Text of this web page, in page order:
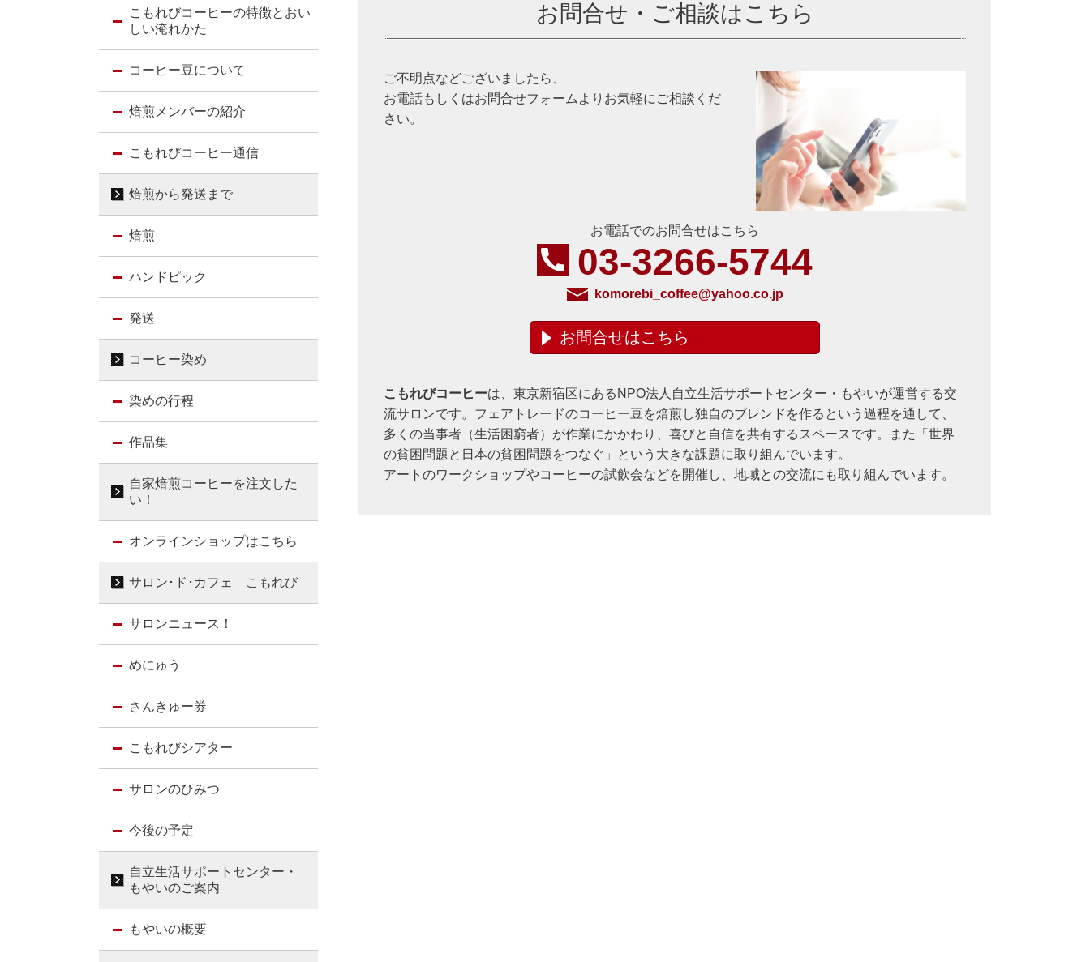
お問合せ・ご相談はこちら
ご不明点などございましたら、
お電話もしくはお問合せフォームよりお気軽にご相談くだ
さい。
お電話でのお問合せはこちら
03-3266-5744
komorebi_coffee@yahoo.co.jp
お問合せはこちら
こもれびコーヒーは、東京新宿区にあるNPO法人自立生活サポートセンター・もやいが運営する交
流サロンです。フェアトレードのコーヒー豆を焙煎し独自のブレンドを作るという過程を通して、
多くの当事者（生活困窮者）が作業にかかわり、喜びと自信を共有するスペースです。また「世界
の貧困問題と日本の貧困問題をつなぐ」という大きな課題に取り組んでいます。
アートのワークショップやコーヒーの試飲会などを開催し、地域との交流にも取り組んでいます。
こもれびコーヒーの特徴とおい
しい淹れかた
コーヒー豆について
焙煎メンバーの紹介
こもれびコーヒー通信
焙煎から発送まで
焙煎
ハンドピック
発送
コーヒー染め
染めの行程
作品集
自家焙煎コーヒーを注文した
い！
オンラインショップはこちら
サロン･ド･カフェ こもれび
サロンニュース！
めにゅう
さんきゅー券
こもれびシアター
サロンのひみつ
今後の予定
自立生活サポートセンター・
もやいのご案内
もやいの概要